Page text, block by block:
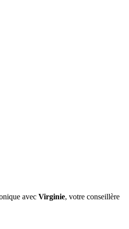
avec Virginie, votre conseillère